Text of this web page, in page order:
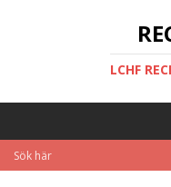
LCHF